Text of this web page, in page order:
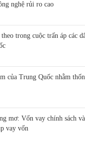
nghệ rủi ro cao
trong cuộc trấn áp các
của Trung Quốc nhằm
mơ: Vốn vay chính sách
vay vốn